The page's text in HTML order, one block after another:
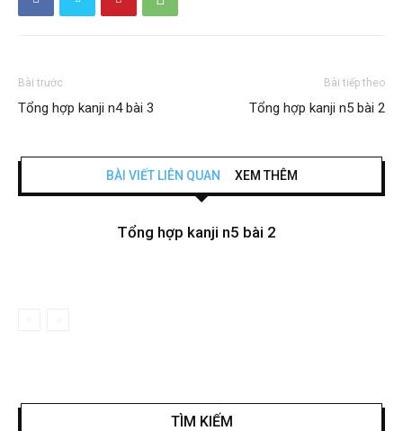
Bài trước
Tổng hợp kanji n4 bài 3
Bài tiếp theo
Tổng hợp kanji n5 bài 2
BÀI VIẾT LIÊN QUAN XEM THÊM
Tổng hợp kanji n5 bài 2
TÌM KIẾM